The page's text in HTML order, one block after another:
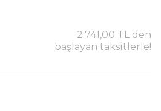
2.741,00 TL den
başlayan taksitlerle!